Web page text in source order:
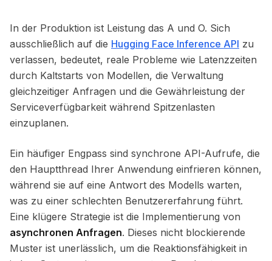
In der Produktion ist Leistung das A und O. Sich
ausschließlich auf die Hugging Face Inference API zu
verlassen, bedeutet, reale Probleme wie Latenzzeiten
durch Kaltstarts von Modellen, die Verwaltung
gleichzeitiger Anfragen und die Gewährleistung der
Serviceverfügbarkeit während Spitzenlasten
einzuplanen.
Ein häufiger Engpass sind synchrone API-Aufrufe, die
den Hauptthread Ihrer Anwendung einfrieren können,
während sie auf eine Antwort des Modells warten,
was zu einer schlechten Benutzererfahrung führt.
Eine klügere Strategie ist die Implementierung von
asynchronen Anfragen. Dieses nicht blockierende
Muster ist unerlässlich, um die Reaktionsfähigkeit in